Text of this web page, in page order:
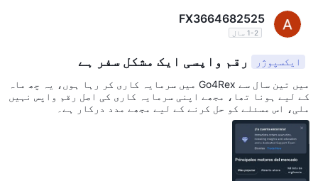
FX3664682525
1-2 سال
ایکسپوژر رقم واپسی ایک مشکل سفر ہے
میں تین سال سے Go4Rex میں سرمایہ کاری کر رہا ہوں، یہ چھ ماہ
کے لیے ہونا تھا، مجھے اپنی سرمایہ کاری کی اصل رقم واپس نہیں
ملی، اس مسئلے کو حل کرنے کے لیے مجھے مدد درکار ہے۔